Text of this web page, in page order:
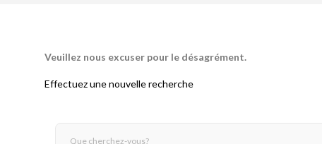
Veuillez nous excuser pour le désagrément.
Effectuez une nouvelle recherche